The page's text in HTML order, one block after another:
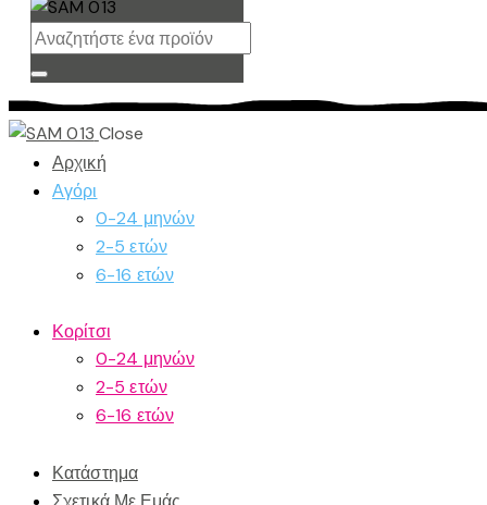
Close
Αρχική
Αγόρι
0-24 μηνών
2-5 ετών
6-16 ετών
Κορίτσι
0-24 μηνών
2-5 ετών
6-16 ετών
Κατάστημα
Σχετικά Με Εμάς